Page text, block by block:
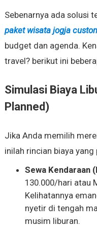
Sebenarnya ada solusi
paket wisata jogja
budget dan agenda.
travel? berikut ini
Simulasi Biaya
Planned)
Jika Anda memilih
inilah rincian biaya yang
Sewa Kendaraan
130.000/hari atau
Kelihatannya
nyetir di tengah
musim liburan.